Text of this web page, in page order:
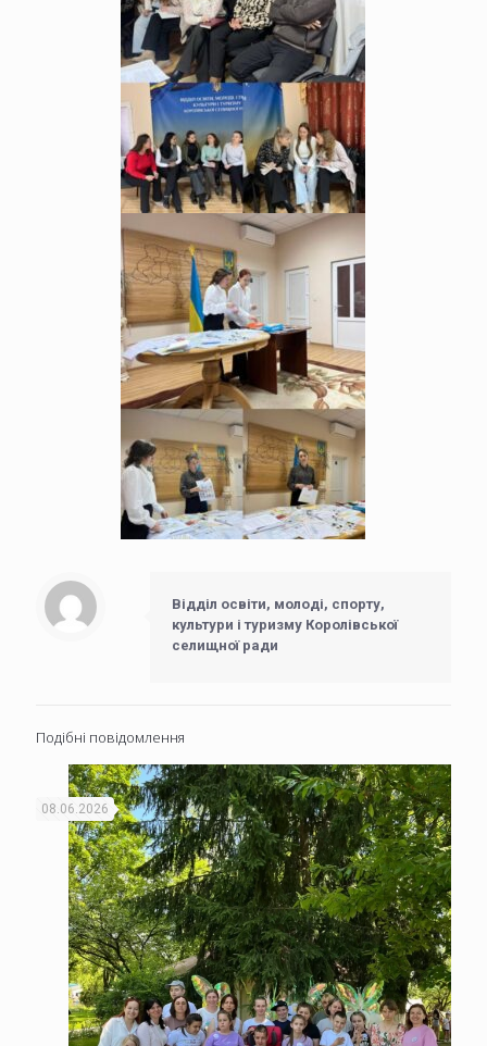
Відділ освіти, молоді, спорту,
культури і туризму Королівської
селищної ради
Подібні повідомлення
08.06.2026